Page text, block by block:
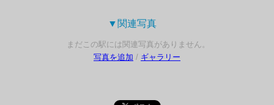
▼関連写真
まだこの駅には関連写真がありません。
写真を追加 / ギャラリー